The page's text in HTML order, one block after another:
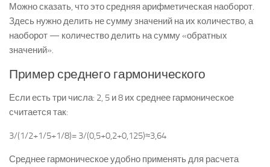
Можно сказать, что это средняя арифметическая наоборот.
Здесь нужно делить не сумму значений на их количество, а
наоборот — количество делить на сумму «обратных
значений».
Пример среднего гармонического
Если есть три числа: 2, 5 и 8 их среднее гармоническое
считается так:
3/(1/2+1/5+1/8)= 3/(0,5+0,2+0,125)≈3,64
Среднее гармоническое удобно применять для расчета